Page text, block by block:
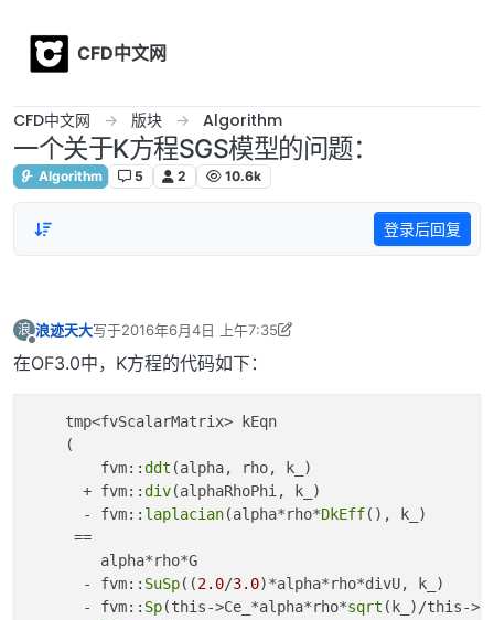
CFD中文网
CFD中文网 版块 Algorithm
一个关于K方程SGS模型的问题：
Algorithm 5 2 10.6k
登录后回复
浪 浪迹天大写于2016年6月4日 上午7:35
最后由 wwzhao 编辑 2016年6月4日 下午10:58
在OF3.0中，K方程的代码如下：
    tmp<fvScalarMatrix> kEqn
    (
        fvm::
ddt (alpha, rho, k_)
      + fvm::
div(alphaRhoPhi, k_)
      - fvm::
laplacian(alpha*rho*DkEff(), k_)
     ==
        alpha*rho*G
      - fvm::
SuSp((2.0/3.0)*alpha*rho*divU, k_)
      - fvm::
Sp(this->Ce_*alpha*rho*sqrt (k_)/this->